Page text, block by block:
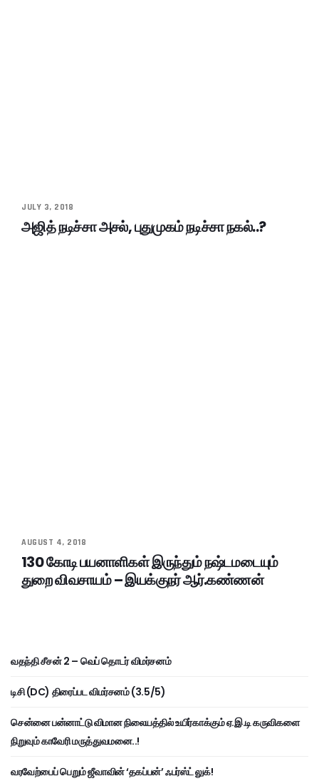
JULY 3, 2018
அஜித் நடிச்சா அசல், புதுமுகம் நடிச்சா நகல்..?
AUGUST 4, 2018
130 கோடி பயனாளிகள் இருந்தும் நஷ்டமடையும்
துறை விவசாயம் – இயக்குநர் ஆர்.கண்ணன்
வதந்தி சீசன் 2 – வெப் தொடர் விமர்சனம்
டிசி (DC) திரைப்பட விமர்சனம் (3.5/5)
சென்னை பன்னாட்டு விமான நிலையத்தில் உயிர்காக்கும் ஏ.இ.டி கருவிகளை
நிறுவும் காவேரி மருத்துவமனை..!
வரவேற்பைப் பெறும் ஜீவாவின் ‘தகப்பன்’ ஃபர்ஸ்ட் லுக்!